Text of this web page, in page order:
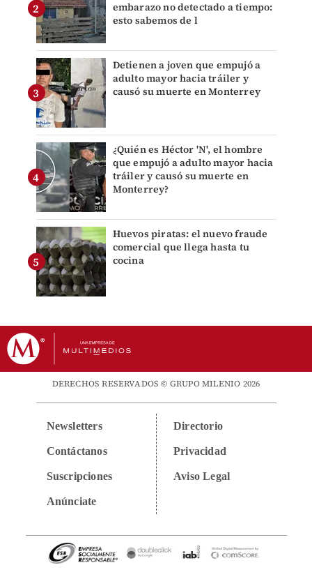
embarazo no detectado a tiempo:
esto sabemos de l
Detienen a joven que empujó a
adulto mayor hacia tráiler y
causó su muerte en Monterrey
¿Quién es Héctor 'N', el hombre
que empujó a adulto mayor hacia
tráiler y causó su muerte en
Monterrey?
Huevos piratas: el nuevo fraude
comercial que llega hasta tu
cocina
DERECHOS RESERVADOS © GRUPO MILENIO 2026
Newsletters
Contáctanos
Suscripciones
Anúnciate
Directorio
Privacidad
Aviso Legal